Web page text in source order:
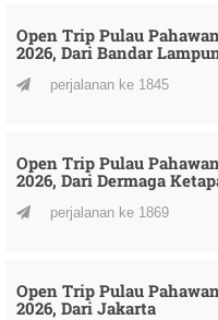
Open Trip Pulau
2026, Dari Bandar
perjalanan ke 1845
Open Trip Pulau
2026, Dari Dermaga
perjalanan ke 1869
Open Trip Pulau
2026, Dari Jakarta